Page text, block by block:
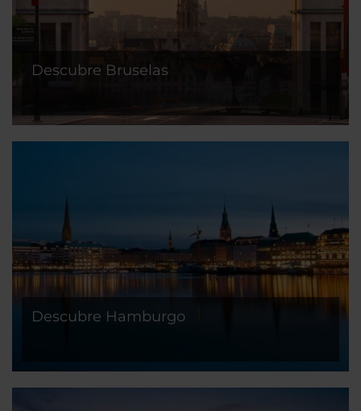
Descubre Bruselas
Descubre Hamburgo